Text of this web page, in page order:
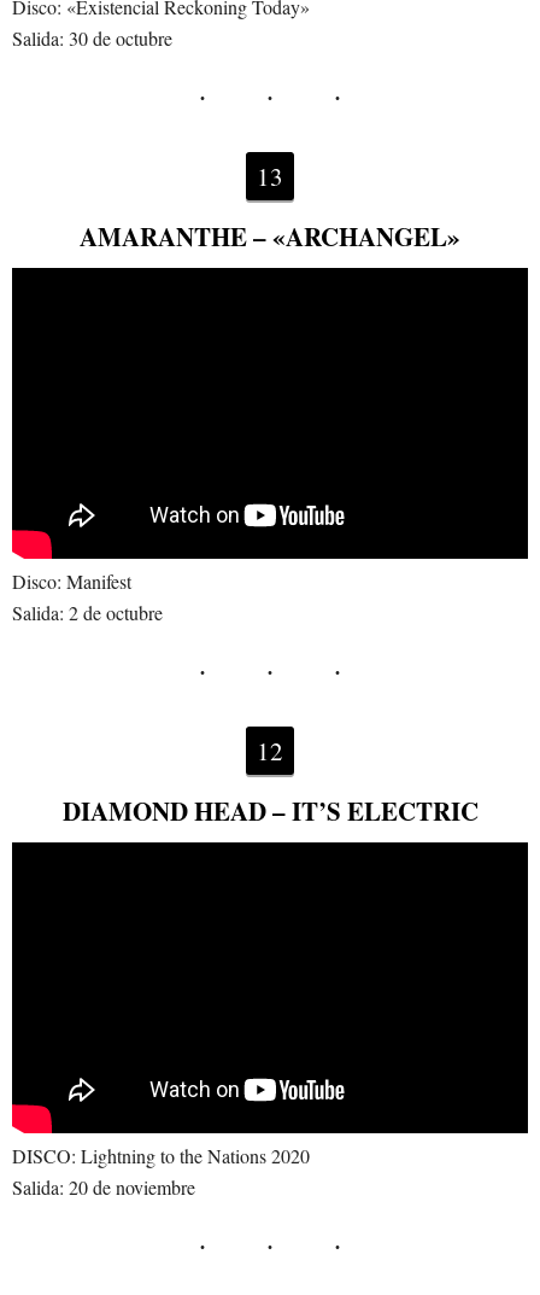
Disco: «Existencial Reckoning Today»
Salida: 30 de octubre
13
AMARANTHE – «ARCHANGEL»
Disco: Manifest
Salida: 2 de octubre
12
DIAMOND HEAD – IT’S ELECTRIC
DISCO: Lightning to the Nations 2020
Salida: 20 de noviembre